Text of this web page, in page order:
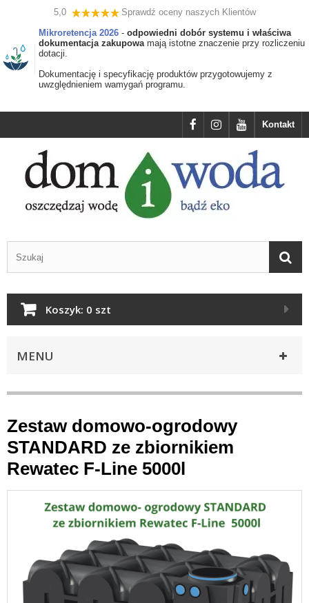
5,0
Sprawdź oceny naszych Klientów
Mikroretencja 2026 - odpowiedni dobór systemu i właściwa
dokumentacja zakupowamają istotne znaczenie przy rozliczeniu
dotacji.
Dokumentację i specyfikację produktów przygotowujemy z
uwzględnieniem wamygań programu.
Kontakt
Koszyk: 0 szt
MENU
Zestaw domowo-ogrodowy
STANDARD ze zbiornikiem
Rewatec F-Line 5000l